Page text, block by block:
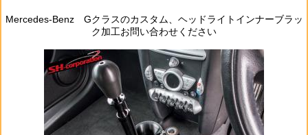
Mercedes‐Benz Gクラスのカスタム、ヘッドライトインナーブラッ
ク加工お問い合わせください